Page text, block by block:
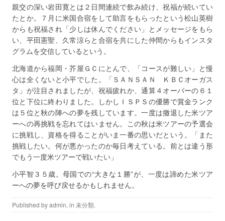
親交の深い岩田寛とは２日間連続で飲み続け、祝福が続いてい
たとか。７月に米国合宿をして助言をもらったという松山英樹
からも祝福され「少しは休んでください」とメッセージをもら
い、平田憲聖、久常涼らと合宿を共にした仲間からもインスタ
グラムを交信しているという。
北海道から福岡・芥屋ＧＣにとんで、「コースが難しい」と慢
心は全くないと小平でした。「ＳＡＮＳＡＮ ＫＢＣオーガス
タ」が注目されましたが、祝福疲れか、通算４オーバーの６１
位と下位に終わりました。しかしＩＳＰＳの優勝で賞金ランク
は５位と秋の陣への夢を残しています。一度は撤退した米ツア
ーへの再挑戦を忘れてはいません。この秋は米ツアーの予選会
に挑戦し、資格を得ることがいま一番の思いだという。「また
挑戦したい。何が悪かったのか毎日考えている。前とは違う形
でもう一度米ツアーで戦いたい」
小平智３５歳。母国での“大きな１勝”が、一度は諦めた米ツア
ーへの夢を呼び戻せるかもしれません。
Published byadmin, in 未分類.